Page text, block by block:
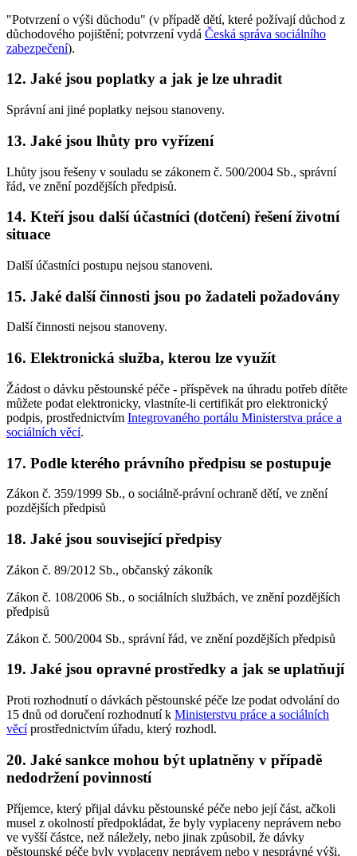
"Potvrzení o výši důchodu" (v případě dětí, které požívají důchod z
důchodového pojištění; potvrzení vydá Česká správa sociálního
zabezpečení).
12. Jaké jsou poplatky a jak je lze uhradit
Správní ani jiné poplatky nejsou stanoveny.
13. Jaké jsou lhůty pro vyřízení
Lhůty jsou řešeny v souladu se zákonem č. 500/2004 Sb., správní
řád, ve znění pozdějších předpisů.
14. Kteří jsou další účastníci (dotčení) řešení životní
situace
Další účastníci postupu nejsou stanoveni.
15. Jaké další činnosti jsou po žadateli požadovány
Další činnosti nejsou stanoveny.
16. Elektronická služba, kterou lze využít
Žádost o dávku pěstounské péče - příspěvek na úhradu potřeb dítěte
můžete podat elektronicky, vlastníte-li certifikát pro elektronický
podpis, prostřednictvím Integrovaného portálu Ministerstva práce a
sociálních věcí.
17. Podle kterého právního předpisu se postupuje
Zákon č. 359/1999 Sb., o sociálně-právní ochraně dětí, ve znění
pozdějších předpisů
18. Jaké jsou související předpisy
Zákon č. 89/2012 Sb., občanský zákoník
Zákon č. 108/2006 Sb., o sociálních službách, ve znění pozdějších
předpisů
Zákon č. 500/2004 Sb., správní řád, ve znění pozdějších předpisů
19. Jaké jsou opravné prostředky a jak se uplatňují
Proti rozhodnutí o dávkách pěstounské péče lze podat odvolání do
15 dnů od doručení rozhodnutí k Ministerstvu práce a sociálních
věcíprostřednictvím úřadu, který rozhodl.
20. Jaké sankce mohou být uplatněny v případě
nedodržení povinností
Příjemce, který přijal dávku pěstounské péče nebo její část, ačkoli
musel z okolností předpokládat, že byly vyplaceny neprávem nebo
ve vyšší částce, než náležely, nebo jinak způsobil, že dávky
pěstounské péče byly vyplaceny neprávem nebo v nesprávné výši,